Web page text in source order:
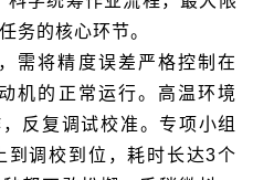
务的核心环节。